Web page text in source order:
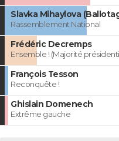
Slavka Mihaylova
Rassemblement National
Frédéric Decremps
Ensemble ! (Majorité
François Tesson
Reconquête !
Ghislain Domenech
Extrême gauche